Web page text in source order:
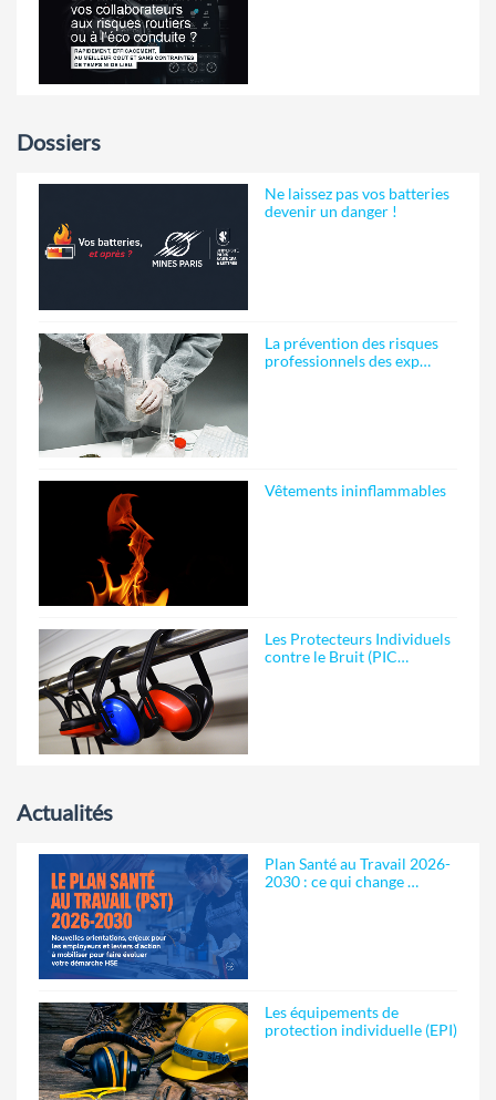
Dossiers
Ne laissez pas vos batteries
devenir un danger !
La prévention des risques
professionnels des exp…
Vêtements ininflammables
Les Protecteurs Individuels
contre le Bruit (PIC…
Actualités
Plan Santé au Travail 2026-
2030 : ce qui change …
Les équipements de
protection individuelle (EPI)